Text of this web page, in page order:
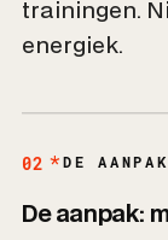
trainingen.
energiek.
02 DE AANPAK
De aanpak: